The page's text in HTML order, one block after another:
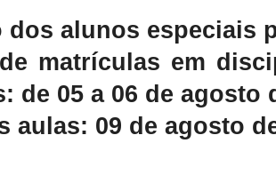
dos alunos especiais
matrículas em
de 05 a 06 de agosto
aulas: 09 de agosto